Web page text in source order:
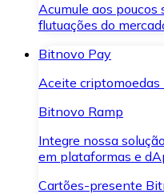
Acumule aos poucos
flutuações do
Bitnovo Pay
Aceite criptomoedas
Bitnovo Ramp
Integre nossa
em plataformas e
Cartões-presente